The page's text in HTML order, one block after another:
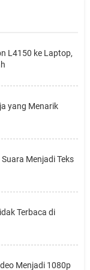
L4150 ke Laptop,
yang Menarik
Menjadi Teks
Terbaca di
Menjadi 1080p